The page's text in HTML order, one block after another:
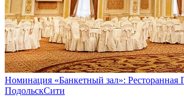
Номинация «Банкетный зал»: Ресторанная
ПодольскСити